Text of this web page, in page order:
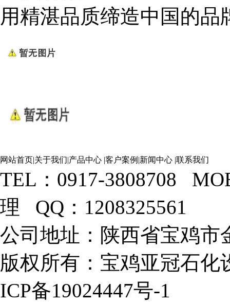
用精湛品质缔造中国的品
网站首页|关于我们|产品中心 |客户案例 |新闻中心 |联系我们
TEL：0917-3808708
理 QQ：1208325561
公司地址：陕西省宝鸡市
版权所有：宝鸡亚冠石
ICP备19024447号-1